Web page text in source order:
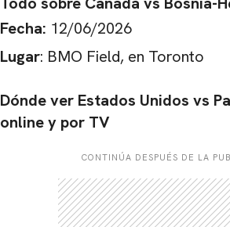
Fecha: 12/06/2026
Lugar: BMO Field, en Toronto
Dónde ver Estados Unidos vs
online y por TV
CONTINÚA DESPUÉS DE LA